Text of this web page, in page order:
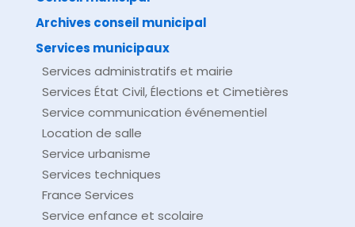
Archives conseil municipal
Services municipaux
Services administratifs et mairie
Services État Civil, Élections et Cimetières
Service communication événementiel
Location de salle
Service urbanisme
Services techniques
France Services
Service enfance et scolaire